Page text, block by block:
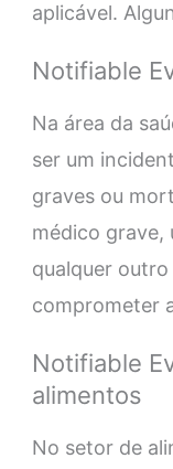
aplicável.
Notifiable
Na área da
ser um
graves ou
médico grave,
qualquer
comprometer
Notifiable
alimentos
No setor de